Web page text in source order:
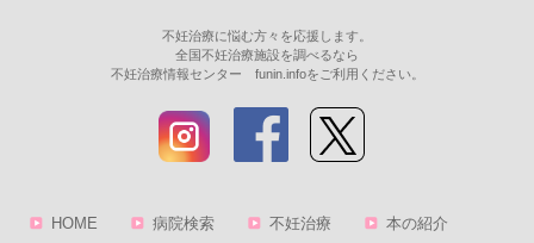
不妊治療に悩む方々を応援します。
全国不妊治療施設を調べるなら
不妊治療情報センター funin.infoをご利用ください。
HOME 病院検索 不妊治療 本の紹介